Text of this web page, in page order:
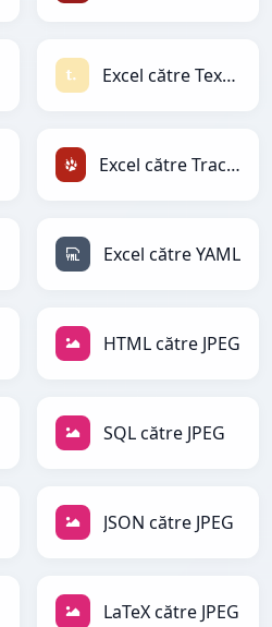
Excel către Textile
Excel către TracWiki
Excel către YAML
HTML către JPEG
SQL către JPEG
JSON către JPEG
LaTeX către JPEG